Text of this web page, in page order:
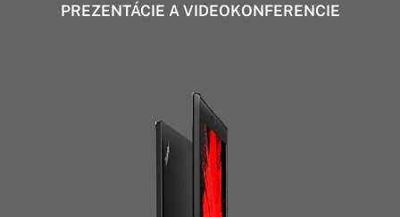
PREZENTÁCIE A VIDEOKONFERENCIE